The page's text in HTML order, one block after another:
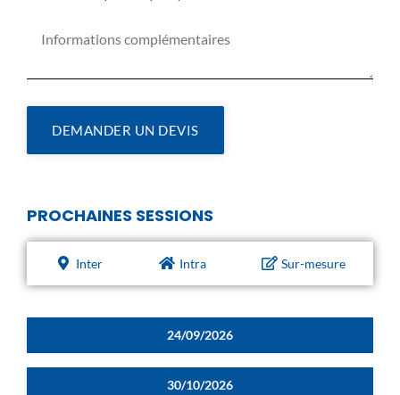
DEMANDER UN DEVIS
PROCHAINES SESSIONS
Inter Intra Sur-mesure
24/09/2026
30/10/2026